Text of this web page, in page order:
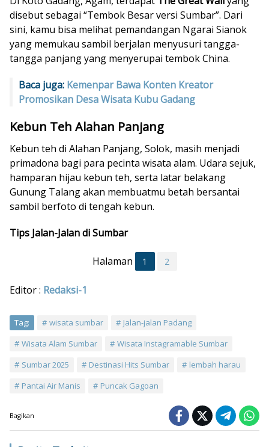
disebut sebagai “Tembok Besar versi Sumbar”. Dari
sini, kamu bisa melihat pemandangan Ngarai Sianok
yang memukau sambil berjalan menyusuri tangga-
tangga panjang yang menyerupai tembok China.
Baca juga: Kemenpar Bawa Konten Kreator
Promosikan Desa Wisata Kubu Gadang
Kebun Teh Alahan Panjang
Kebun teh di Alahan Panjang, Solok, masih menjadi
primadona bagi para pecinta wisata alam. Udara sejuk,
hamparan hijau kebun teh, serta latar belakang
Gunung Talang akan membuatmu betah bersantai
sambil berfoto di tengah kebun.
Tips Jalan-Jalan di Sumbar
Halaman 1 2
Editor : Redaksi-1
Tag: wisata sumbar
Jalan-jalan Padang
Wisata Alam Sumbar
Wisata Instagramable Sumbar
Sumbar 2025
Destinasi Hits Sumbar
lembah harau
Pantai Air Manis
Puncak Gagoan
Bagikan